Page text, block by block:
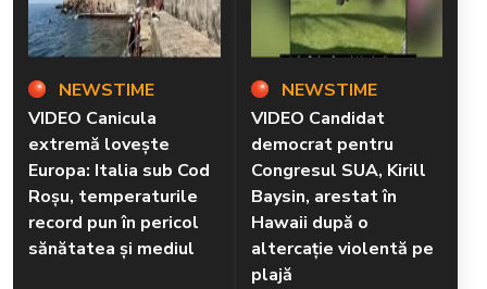
NEWSTIME
VIDEO Canicula
extremă lovește
Europa: Italia sub Cod
Roșu, temperaturile
record pun în pericol
sănătatea și mediul
NEWSTIME
VIDEO Candidat
democrat pentru
Congresul SUA, Kirill
Baysin, arestat în
Hawaii după o
altercație violentă pe
plajă